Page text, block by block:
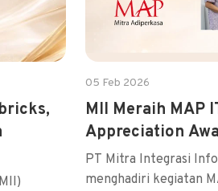
05 Feb 2026
MII Meraih MAP
Appreciation
PT Mitra Integrasi
menghadiri kegiatan